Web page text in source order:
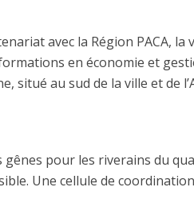
avec la Région PACA,
en économie et
situé au sud de la ville et de
pour les riverains du
Une cellule de